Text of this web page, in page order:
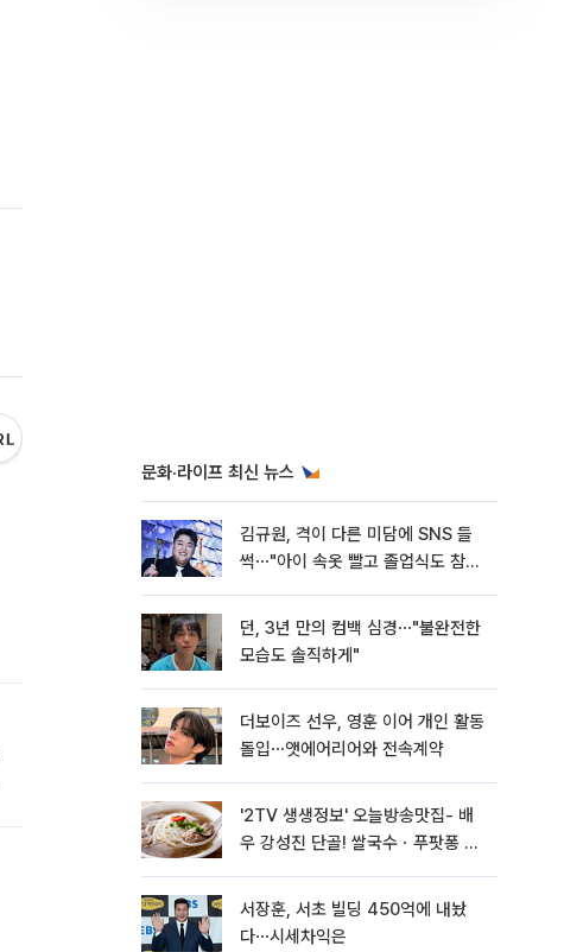
문화·라이프 최신 뉴스
김규원, 격이 다른 미담에 SNS 들
썩⋯"아이 속옷 빨고 졸업식도 참
던, 3년 만의 컴백 심경⋯"불완전한
모습도 솔직하게"
더보이즈 선우, 영훈 이어 개인 활동
돌입⋯앳에어리어와 전속계약
'2TV 생생정보' 오늘방송맛집- 배
우 강성진 단골! 쌀국수ㆍ푸팟퐁 커
서장훈, 서초 빌딩 450억에 내놨
다⋯시세차익은